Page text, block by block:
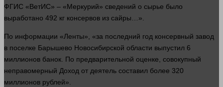
ФГИС «ВетИС» – «Меркурий» сведений о сырье было
выработано 492 кг консервов из сайры…».
По информации «Ленты», «за последний год консервный завод
в поселке Барышево Новосибирской области выпустил 6
миллионов банок. По предварительной оценке, совокупный
неправомерный Доход от деятель составил более 320
миллионов рублей».